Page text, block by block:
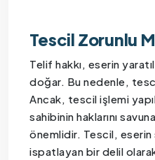
Tescil Zorunlu
Telif hakkı, eserin
doğar. Bu nedenle,
Ancak, tescil işlemi
sahibinin haklarını
önemlidir. Tescil,
ispatlayan bir delil